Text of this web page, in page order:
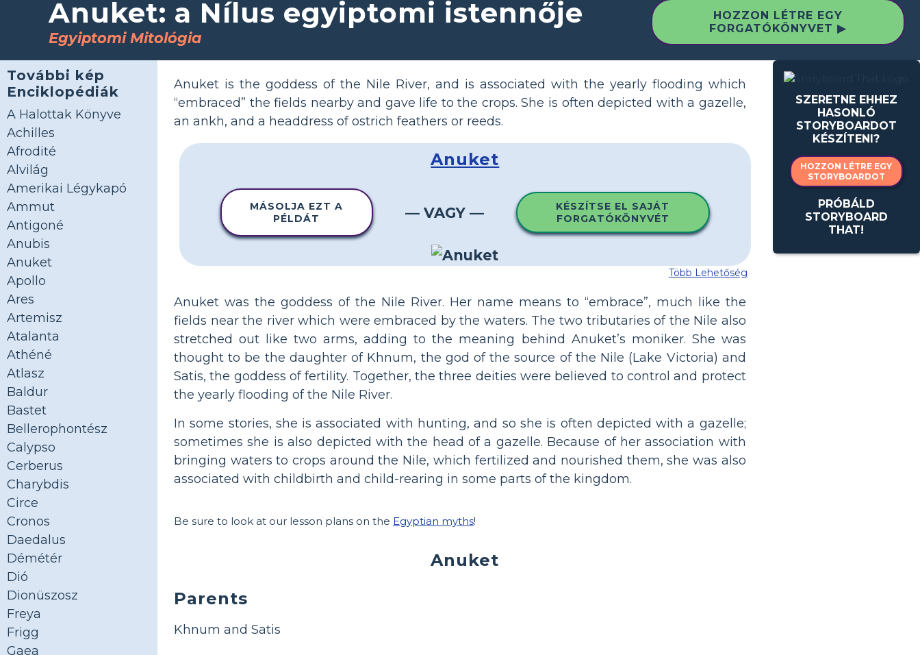
Anuket: a Nílus egyiptomi istennője
Egyiptomi Mitológia
HOZZON LÉTRE EGY
FORGATÓKÖNYVET ▶
További kép
Enciklopédiák
A Halottak Könyve
Achilles
Afrodité
Alvilág
Amerikai Légykapó
Ammut
Antigoné
Anubis
Anuket
Apollo
Ares
Artemisz
Atalanta
Athéné
Atlasz
Baldur
Bastet
Bellerophontész
Calypso
Cerberus
Charybdis
Circe
Cronos
Daedalus
Démétér
Dió
Dionüszosz
Freya
Frigg
Gaea
SZERETNE EHHEZ
HASONLÓ
STORYBOARDOT
KÉSZÍTENI?
HOZZON LÉTRE EGY
STORYBOARDOT
PRÓBÁLD
STORYBOARD
THAT!
Anuket is the goddess of the Nile River, and is associated with the yearly flooding which
“embraced” the fields nearby and gave life to the crops. She is often depicted with a gazelle,
an ankh, and a headdress of ostrich feathers or reeds.
Anuket
MÁSOLJA EZT A
PÉLDÁT
— VAGY —
KÉSZÍTSE EL SAJÁT
FORGATÓKÖNYVÉT
Több Lehetőség
Anuket was the goddess of the Nile River. Her name means to “embrace”, much like the
fields near the river which were embraced by the waters. The two tributaries of the Nile also
stretched out like two arms, adding to the meaning behind Anuket’s moniker. She was
thought to be the daughter of Khnum, the god of the source of the Nile (Lake Victoria) and
Satis, the goddess of fertility. Together, the three deities were believed to control and protect
the yearly flooding of the Nile River.
In some stories, she is associated with hunting, and so she is often depicted with a gazelle;
sometimes she is also depicted with the head of a gazelle. Because of her association with
bringing waters to crops around the Nile, which fertilized and nourished them, she was also
associated with childbirth and child-rearing in some parts of the kingdom.
Be sure to look at our lesson plans on the Egyptian myths!
Anuket
Parents
Khnum and Satis